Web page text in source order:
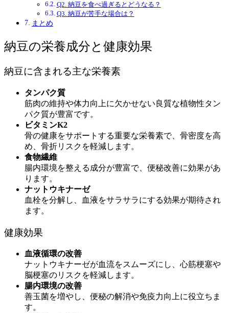
Q2. 納豆を食べ過ぎるとどうなる？
Q3. 納豆が苦手な場合は？
まとめ
納豆の栄養成分と健康効果
納豆に含まれる主な栄養素
タンパク質
筋肉の維持や体力向上に欠かせない良質な植物性タン
パク質が豊富です。
ビタミンK2
骨の健康をサポートする重要な栄養素で、骨密度を高
め、骨折リスクを軽減します。
食物繊維
腸内環境を整える成分が豊富で、便秘改善に効果があ
ります。
ナットウキナーゼ
血栓を分解し、血液をサラサラにする効果が期待され
ます。
健康効果
血液循環の改善
ナットウキナーゼが血流をスムーズにし、心筋梗塞や
脳梗塞のリスクを軽減します。
腸内環境の改善
善玉菌を増やし、便秘の解消や免疫力向上に役立ちま
す。